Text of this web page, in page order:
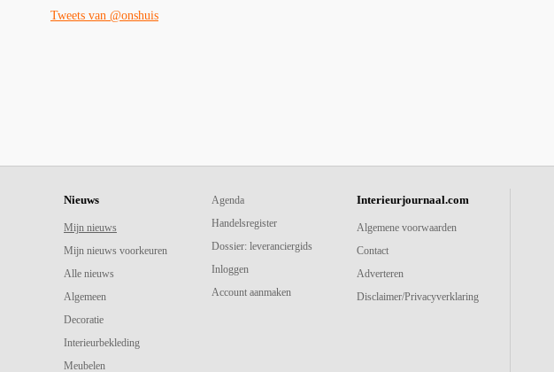
Tweets van @onshuis
Nieuws
Mijn nieuws
Mijn nieuws voorkeuren
Alle nieuws
Algemeen
Decoratie
Interieurbekleding
Meubelen
Agenda
Handelsregister
Dossier: leveranciergids
Inloggen
Account aanmaken
Interieurjournaal.com
Algemene voorwaarden
Contact
Adverteren
Disclaimer/Privacyverklaring